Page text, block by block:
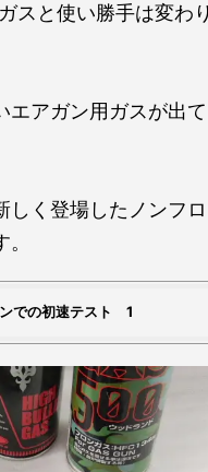
スと使い勝手は変わ
エアガン用ガスが出て
しく登場したノンフロ
での初速テスト 1